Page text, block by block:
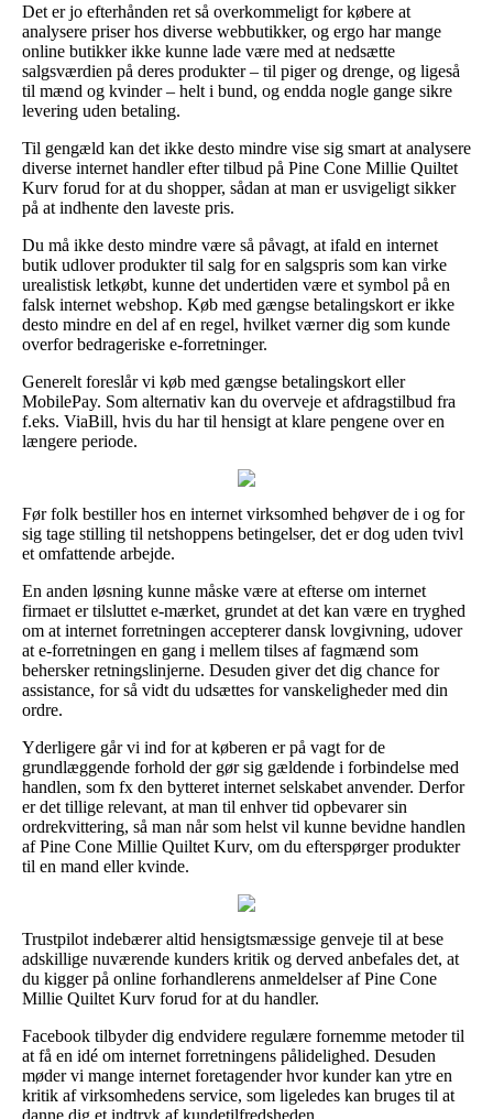
Det er jo efterhånden ret så overkommeligt for købere at
analysere priser hos diverse webbutikker, og ergo har mange
online butikker ikke kunne lade være med at nedsætte
salgsværdien på deres produkter – til piger og drenge, og ligeså
til mænd og kvinder – helt i bund, og endda nogle gange sikre
levering uden betaling.
Til gengæld kan det ikke desto mindre vise sig smart at analysere
diverse internet handler efter tilbud på Pine Cone Millie Quiltet
Kurv forud for at du shopper, sådan at man er usvigeligt sikker
på at indhente den laveste pris.
Du må ikke desto mindre være så påvagt, at ifald en internet
butik udlover produkter til salg for en salgspris som kan virke
urealistisk letkøbt, kunne det undertiden være et symbol på en
falsk internet webshop. Køb med gængse betalingskort er ikke
desto mindre en del af en regel, hvilket værner dig som kunde
overfor bedrageriske e-forretninger.
Generelt foreslår vi køb med gængse betalingskort eller
MobilePay. Som alternativ kan du overveje et afdragstilbud fra
f.eks. ViaBill, hvis du har til hensigt at klare pengene over en
længere periode.
Før folk bestiller hos en internet virksomhed behøver de i og for
sig tage stilling til netshoppens betingelser, det er dog uden tvivl
et omfattende arbejde.
En anden løsning kunne måske være at efterse om internet
firmaet er tilsluttet e-mærket, grundet at det kan være en tryghed
om at internet forretningen accepterer dansk lovgivning, udover
at e-forretningen en gang i mellem tilses af fagmænd som
behersker retningslinjerne. Desuden giver det dig chance for
assistance, for så vidt du udsættes for vanskeligheder med din
ordre.
Yderligere går vi ind for at køberen er på vagt for de
grundlæggende forhold der gør sig gældende i forbindelse med
handlen, som fx den bytteret internet selskabet anvender. Derfor
er det tillige relevant, at man til enhver tid opbevarer sin
ordrekvittering, så man når som helst vil kunne bevidne handlen
af Pine Cone Millie Quiltet Kurv, om du efterspørger produkter
til en mand eller kvinde.
Trustpilot indebærer altid hensigtsmæssige genveje til at bese
adskillige nuværende kunders kritik og derved anbefales det, at
du kigger på online forhandlerens anmeldelser af Pine Cone
Millie Quiltet Kurv forud for at du handler.
Facebook tilbyder dig endvidere regulære fornemme metoder til
at få en idé om internet forretningens pålidelighed. Desuden
møder vi mange internet foretagender hvor kunder kan ytre en
kritik af virksomhedens service, som ligeledes kan bruges til at
danne dig et indtryk af kundetilfredsheden.